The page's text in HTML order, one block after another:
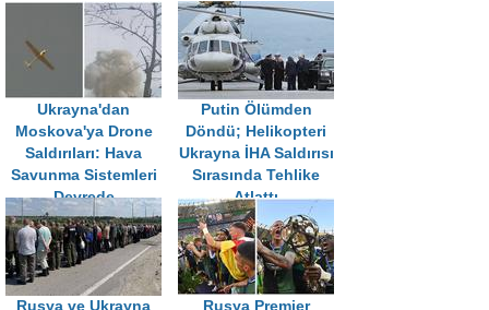
Ukrayna'dan
Moskova'ya Drone
Saldırıları: Hava
Savunma Sistemleri
Devrede
Putin Ölümden
Döndü; Helikopteri
Ukrayna İHA Saldırısı
Sırasında Tehlike
Atlattı
Rusya ve Ukrayna
Rusya Premier